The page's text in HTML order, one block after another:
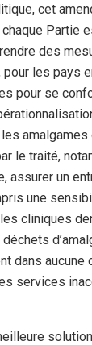
cet
Partie
des
les pays
pour se
amalgames
le traité,
assurer un
une
cliniques
dans aucune
services